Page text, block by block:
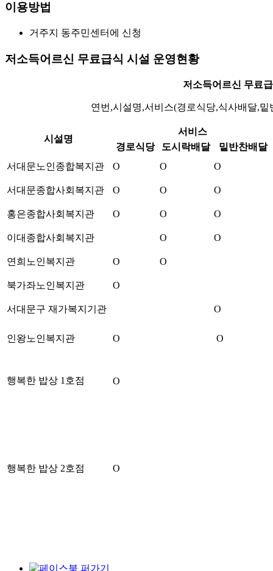
이용방법
거주지 동주민센터에 신청
저소득어르신 무료급식 시설 운영현황
저소득어르신 무료
연번,시설명,서비스(경로식당,식사배달,
시설명
서비스
경로식당
도시락배달
밑반찬배달
서대문노인종합복지관
O O O
서대문종합사회복지관 O O O
홍은종합사회복지관 O O O
이대종합사회복지관 O O
연희노인복지관 O O
북가좌노인복지관 O
서대문구 재가복지기관 O
인왕노인복지관 O O
행복한 밥상 1호점 O
행복한 밥상 2호점 O